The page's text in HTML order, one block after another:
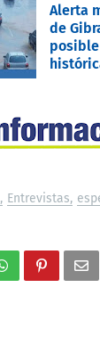
Alerta
de
Entrevistas